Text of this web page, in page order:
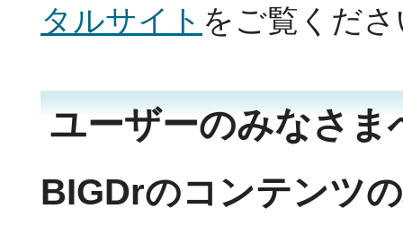
タルサイト をご覧くだ
ユーザーのみなさま
BIGDrのコンテンツ